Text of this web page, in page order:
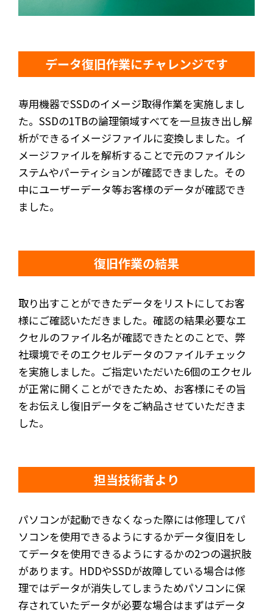
データ復旧作業にチャレンジです
専用機器でSSDのイメージ取得作業を実施しまし
た。SSDの1TBの論理領域すべてを一旦抜き出し解
析ができるイメージファイルに変換しました。イ
メージファイルを解析することで元のファイルシ
ステムやパーティションが確認できました。その
中にユーザーデータ等お客様のデータが確認でき
ました。
復旧作業の結果
取り出すことができたデータをリストにしてお客
様にご確認いただきました。確認の結果必要なエ
クセルのファイル名が確認できたとのことで、弊
社環境でそのエクセルデータのファイルチェック
を実施しました。ご指定いただいた6個のエクセル
が正常に開くことができたため、お客様にその旨
をお伝えし復旧データをご納品させていただきま
した。
担当技術者より
パソコンが起動できなくなった際には修理してパ
ソコンを使用できるようにするかデータ復旧をし
てデータを使用できるようにするかの2つの選択肢
があります。HDDやSSDが故障している場合は修
理ではデータが消失してしまうためパソコンに保
存されていたデータが必要な場合はまずはデータ